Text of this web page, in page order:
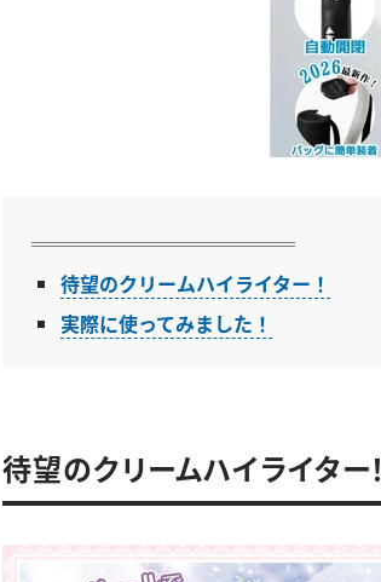
待望のクリームハイライター！
実際に使ってみました！
待望のクリームハイライター！